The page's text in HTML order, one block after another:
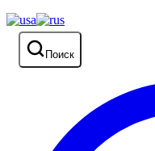
Поиск